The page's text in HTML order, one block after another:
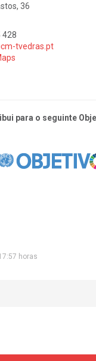
36
428
tvedras.pt
para o seguinte
horas